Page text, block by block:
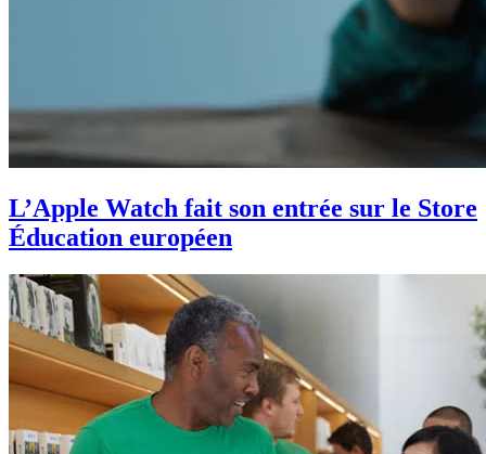
L’Apple Watch fait son entrée sur le Store
Éducation européen